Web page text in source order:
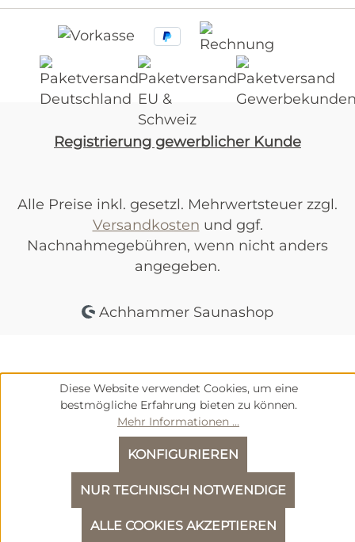
Registrierung gewerblicher Kunde
Alle Preise inkl. gesetzl. Mehrwertsteuer zzgl.
Versandkosten und ggf.
Nachnahmegebühren, wenn nicht anders
angegeben.
Achhammer Saunashop
Diese Website verwendet Cookies, um eine
bestmögliche Erfahrung bieten zu können.
Mehr Informationen ...
NUR TECHNISCH NOTWENDIGE
KONFIGURIEREN
ALLE COOKIES AKZEPTIEREN